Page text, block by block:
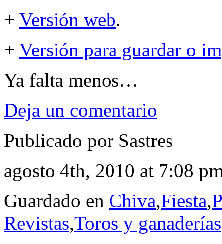
+ Versión web.
+ Versión para guardar o
Ya falta menos…
Deja un comentario
Publicado por Sastres
agosto 4th, 2010 at 7:08
Guardado en Chiva,Fiesta,
Revistas,Toros y ganaderías